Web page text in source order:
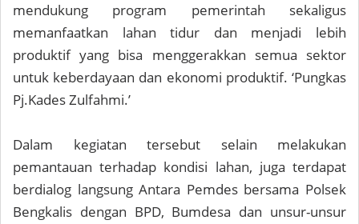
mendukung program pemerintah sekaligus
memanfaatkan lahan tidur dan menjadi lebih
produktif yang bisa menggerakkan semua sektor
untuk keberdayaan dan ekonomi produktif. ‘Pungkas
Pj.Kades Zulfahmi.’
Dalam kegiatan tersebut selain melakukan
pemantauan terhadap kondisi lahan, juga terdapat
berdialog langsung Antara Pemdes bersama Polsek
Bengkalis dengan BPD, Bumdesa dan unsur-unsur